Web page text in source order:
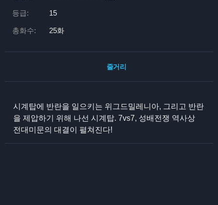
등급: 15
총화수: 25화
줄거리
시계탑에 반란을 일으키는 위그드밀레니아, 그리고 반란
을 제압하기 위해 나선 시계탑. 7vs7, 성배전쟁 역사상
전대미문의 대결이 펼쳐진다!